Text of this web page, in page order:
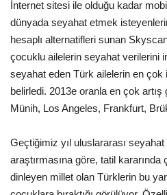
Lezzet Durakları
Röportajlar
Gezi - Yorum
Sizlerden Gelenler
Yorumlar
Video Tanıtım
İnternet sitesi ile olduğu kadar
dünyada seyahat etmek
hesaplı alternatifleri sunan
çocuklu ailelerin seyahat verilerini
seyahat eden Türk ailelerin en çok
belirledi. 2013e oranla en çok
Münih, Los Angeles, Frankfurt,
Geçtiğimiz yıl uluslararası
araştırmasına göre, tatil kararında
dinleyen millet olan Türklerin bu